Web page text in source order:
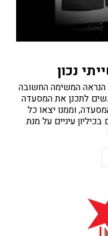
נכון
הנראה המשימה החשובה
לתכנן את המסעדה
וממנו יצאו כל
עיניים על מנת